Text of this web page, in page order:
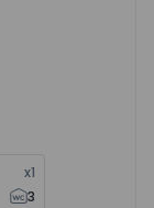
x1
3